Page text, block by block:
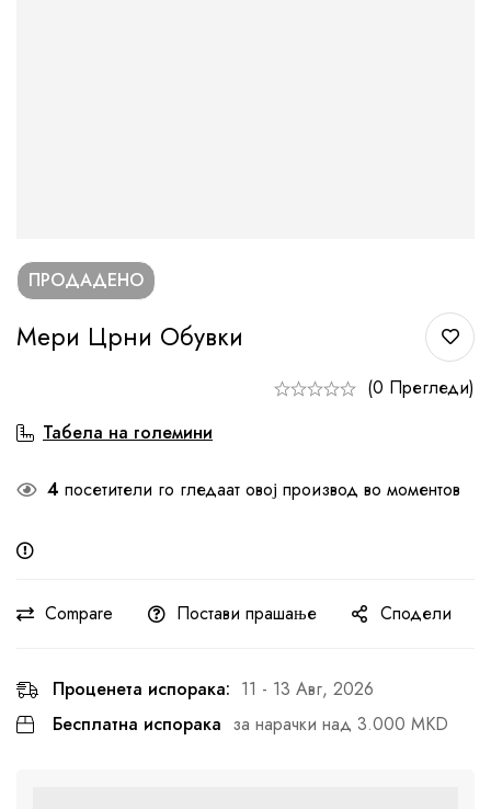
ПРОДАДЕНО
Мери Црни Обувки
(0 Прегледи)
Табела на големини
4 посетители го гледаат овој производ во моментов
Compare Постави прашање Сподели
Проценета испорака: 11 - 13 Авг, 2026
Бесплатна испорака за нарачки над 3.000 MKD